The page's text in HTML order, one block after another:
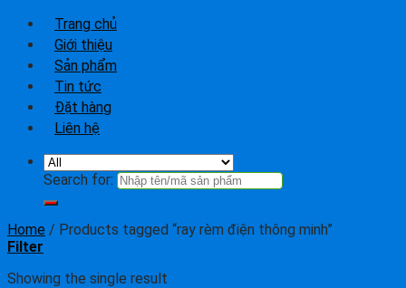
Trang chủ
Giới thiệu
Sản phẩm
Tin tức
Đặt hàng
Liên hệ
Search for:
Home / Products tagged “ray rèm điện thông minh”
Filter
Showing the single result